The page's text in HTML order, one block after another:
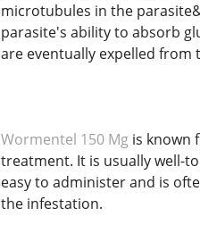
microtubules in the
parasite's ability to absorb
are eventually expelled
Wormentel 150 Mgis known
treatment. It is usually well-
easy to administer and is
the infestation.